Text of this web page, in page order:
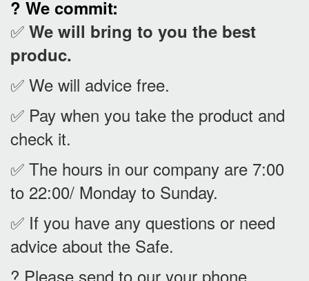
? We commit:
✅ We will bring to you the best
produc.
✅ We will advice free.
✅ Pay when you take the product and
check it.
✅ The hours in our company are 7:00
to 22:00/ Monday to Sunday.
✅ If you have any questions or need
advice about the Safe.
? Please send to our your phone